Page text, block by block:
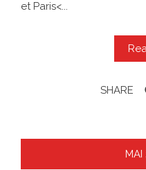
et Paris<...
SHARE
MAI